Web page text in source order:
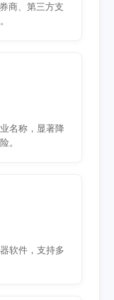
商、第三方支
名称，显著降
。
软件，支持多